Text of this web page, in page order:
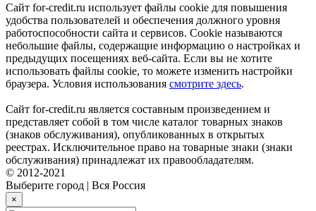
Сайт for-credit.ru использует файлы cookie для повышения
удобства пользователей и обеспечения должного уровня
работоспособности сайта и сервисов. Cookie называются
небольшие файлы, содержащие информацию о настройках и
предыдущих посещениях веб-сайта. Если вы не хотите
использовать файлы cookie, то можете изменить настройки
браузера. Условия использования смотрите здесь.
Сайт for-credit.ru является составным произведением и
представляет собой в том числе каталог товарных знаков
(знаков обслуживания), опубликованных в открытых
реестрах. Исключительное право на товарные знаки (знаки
обслуживания) принадлежат их правообладателям.
© 2012-2021
Выберите город | Вся Россия
×